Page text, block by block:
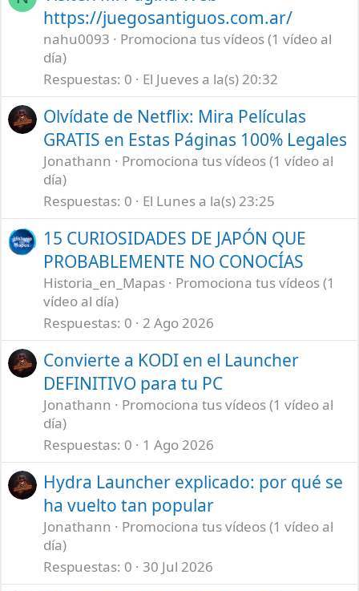
https://juegosantiguos.com.ar/
nahu0093
Promociona tus vídeos (1 vídeo al
día)
Respuestas 0 El Jueves a la(s) 20:32
Olvídate de Netflix: Mira Películas
GRATIS en Estas Páginas 100% Legales
Jonathann
Promociona tus vídeos (1 vídeo al
día)
Respuestas 0 El Lunes a la(s) 23:25
15 CURIOSIDADES DE JAPÓN QUE
PROBABLEMENTE NO CONOCÍAS
Historia_en_Mapas
Promociona tus vídeos (1
vídeo al día)
Respuestas 0 2 Ago 2026
Convierte a KODI en el Launcher
DEFINITIVO para tu PC
Jonathann
Promociona tus vídeos (1 vídeo al
día)
Respuestas 0 1 Ago 2026
Hydra Launcher explicado: por qué se
ha vuelto tan popular
Jonathann
Promociona tus vídeos (1 vídeo al
día)
Respuestas 0 30 Jul 2026